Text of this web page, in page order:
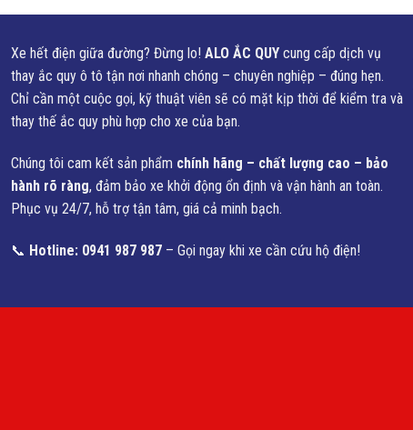
Xe hết điện giữa đường? Đừng lo! ALO ẮC QUY cung cấp dịch vụ
thay ắc quy ô tô tận nơi nhanh chóng – chuyên nghiệp – đúng hẹn.
Chỉ cần một cuộc gọi, kỹ thuật viên sẽ có mặt kịp thời để kiểm tra và
thay thế ắc quy phù hợp cho xe của bạn.
Chúng tôi cam kết sản phẩm chính hãng – chất lượng cao – bảo
hành rõ ràng, đảm bảo xe khởi động ổn định và vận hành an toàn.
Phục vụ 24/7, hỗ trợ tận tâm, giá cả minh bạch.
📞 Hotline: 0941 987 987 – Gọi ngay khi xe cần cứu hộ điện!